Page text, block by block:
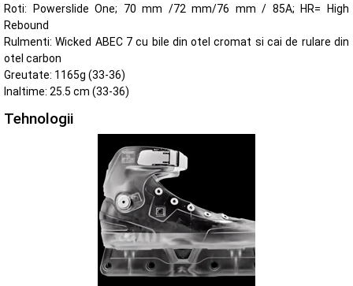
Roti: Powerslide One; 70 mm /72 mm/76 mm / 85A; HR= High
Rebound
Rulmenti: Wicked ABEC 7 cu bile din otel cromat si cai de rulare din
otel carbon
Greutate: 1165g (33-36)
Inaltime: 25.5 cm (33-36)
Tehnologii